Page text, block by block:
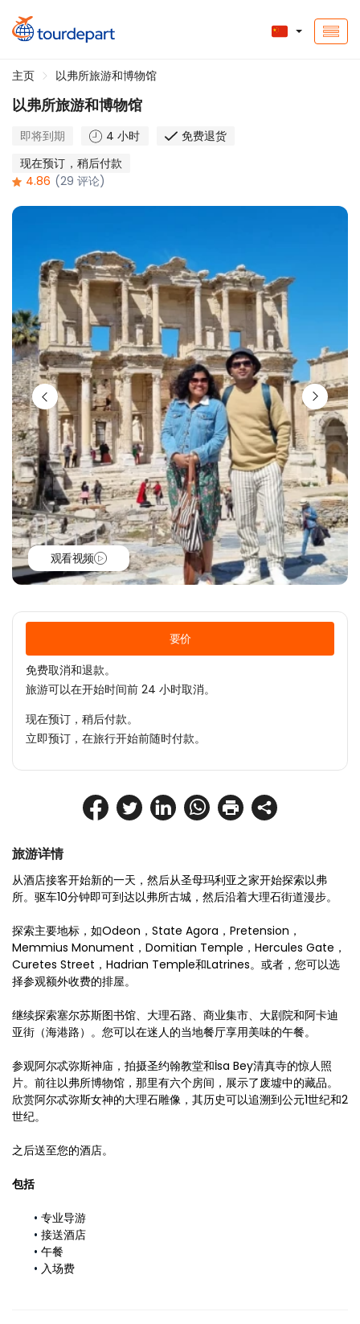
主页 以弗所旅游和博物馆
以弗所旅游和博物馆
即将到期 4 小时
免费退货
现在预订，稍后付款
4.86 (29 评论)
旅游详情
从酒店接客开始新的一天，然后从圣母玛利亚之家开始探索以弗
所。驱车10分钟即可到达以弗所古城，然后沿着大理石街道漫步。
探索主要地标，如Odeon，State Agora，Pretension，
Memmius Monument，Domitian Temple，Hercules Gate，
Curetes Street，Hadrian Temple和Latrines。或者，您可以选
择参观额外收费的排屋。
继续探索塞尔苏斯图书馆、大理石路、商业集市、大剧院和阿卡迪
亚街（海港路）。您可以在迷人的当地餐厅享用美味的午餐。
参观阿尔忒弥斯神庙，拍摄圣约翰教堂和İsa Bey清真寺的惊人照
片。前往以弗所博物馆，那里有六个房间，展示了废墟中的藏品。
欣赏阿尔忒弥斯女神的大理石雕像，其历史可以追溯到公元1世纪和2
世纪。
之后送至您的酒店。
包括
专业导游
接送酒店
午餐
入场费
观看视频
要价
免费取消和退款。
旅游可以在开始时间前 24 小时取消。
现在预订，稍后付款。
立即预订，在旅行开始前随时付款。